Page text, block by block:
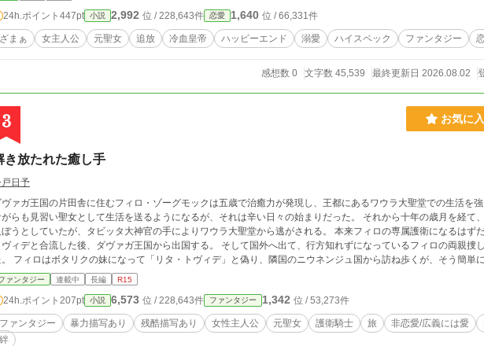
24h.ポイント 447pt 小説 2,992 位 / 228,643件 恋愛 1,640 位 / 66,331件
ざまぁ 女主人公 元聖女 追放 冷血皇帝 ハッピーエンド 溺愛 ハイスペック ファンタジー
感想数 0 文字数 45,539 最終更新日 2026.08.02
3 お気に
き放たれた癒し手
日予
ァガ王国の片田舎に住むフィロ・ゾーグモックは五歳で治癒力が発現し、王都にあるワウラ大聖堂での生活を
らも見習い聖女として生活を送るようになるが、それは辛い日々の始まりだった。 それから十年の歳月を経て
うとしていたが、タビッタ大神官の手によりワウラ大聖堂から逃がされる。 本来フィロの専属護衛になるはずだったボタリク・
ィデと合流した後、ダヴァガ王国から出国する。 そして国外へ出て、行方知れずになっているフィロの両親捜
フィロはボタリクの妹になって「リタ・トヴィデ」と偽り、隣国のニウネンジュ国から訪ね歩くが、そう簡単
る事は出来ない。 ※AIのサポート（作中に出て来る絵本のタイトル）有
ァンタジー 連載中 長編 R15
24h.ポイント 207pt 小説 6,573 位 / 228,643件 ファンタジー 1,342 位 / 53,273件
ファンタジー 暴力描写あり 残酷描写あり 女性主人公 元聖女 護衛騎士 旅 非恋愛/広義には愛
絆